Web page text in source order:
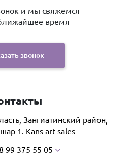
и мы свяжемся
время
звонок
Зангиатинский район,
1. Kans art sales
99 375 55 05